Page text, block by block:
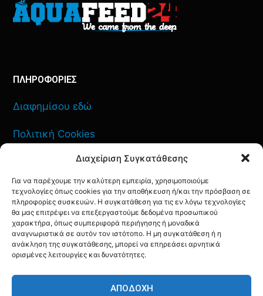
Διαχείριση Συγκατάθεσης
Για να παρέχουμε την καλύτερη εμπειρία, χρησιμοποιούμε
τεχνολογίες όπως cookies για την αποθήκευση ή/και την πρόσβαση σε
πληροφορίες συσκευών. Η συγκατάθεση για τις εν λόγω τεχνολογίες
θα μας επιτρέψει να επεξεργαστούμε δεδομένα προσωπικού
χαρακτήρα, όπως συμπεριφορά περιήγησης ή μοναδικά
αναγνωριστικά σε αυτόν τον ιστότοπο. Η μη συγκατάθεση ή η
ανάκληση της συγκατάθεσης, μπορεί να επηρεάσει αρνητικά
ορισμένες λειτουργίες και δυνατότητες.
ΑΠΟΔΟΧΉ
ΠΛΗΡΟΦΟΡΙΕΣ
Διαφημίσου εδώ
Πολιτική Cookies
Πολιτική Απορρήτου
ΕΠΙΚΟΙΝΩΝΙΑ
YOUTUBE